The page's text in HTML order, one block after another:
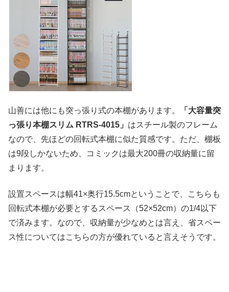
山善には他にも突っ張り式の本棚があります。
「大容量突
っ張り本棚スリム RTRS-4015」 はスチール製のフレーム
なので、先ほどの回転式本棚に似た質感です。ただ、棚板
は9段しかないため、コミックは最大200冊の収納量に留
まります。
設置スペースは幅41×奥行15.5cmということで、こちらも
回転式本棚が必要とするスペース（52×52cm）の1/4以下
で済みます。なので、収納量が少なめとは言え、省スペー
ス性についてはこちらの方が優れていると言えそうです。